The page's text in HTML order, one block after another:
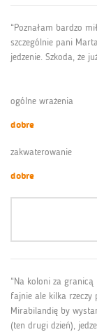
“Poznałam bardzo
szczególnie pani
jedzenie. Szkoda, że
ogólne wrażenia
dobre
zakwaterowanie
dobre
“Na koloni za granicą
fajnie ale kilka
Mirabilandię by
(ten drugi dzień),